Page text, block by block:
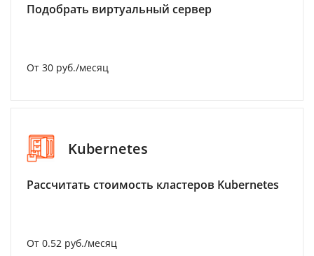
Подобрать виртуальный сервер
От 30 руб./месяц
Kubernetes
Рассчитать стоимость кластеров Kubernetes
От 0.52 руб./месяц